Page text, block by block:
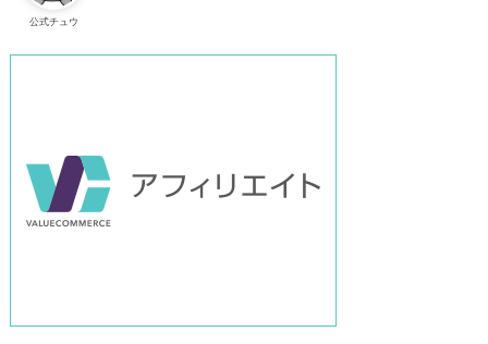
公式チュウ